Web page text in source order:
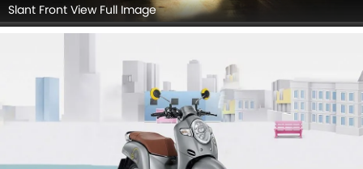
Slant Front View Full Image